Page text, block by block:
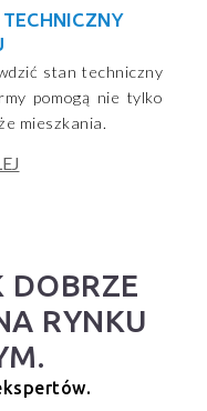
stan techniczny
pomogą nie tylko
mieszkania.
DOBRZE
RYNKU